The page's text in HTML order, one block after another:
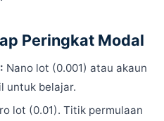
Peringkat Modal
Nano lot (0.001) atau akaun
untuk belajar.
lot (0.01). Titik permulaan